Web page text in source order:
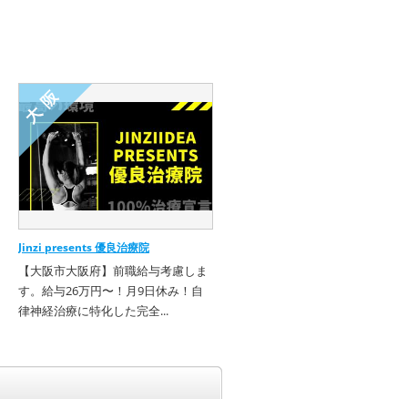
Jinzi presents 優良治療院
【大阪市大阪府】前職給与考慮しま
す。給与26万円〜！月9日休み！自
律神経治療に特化した完全...